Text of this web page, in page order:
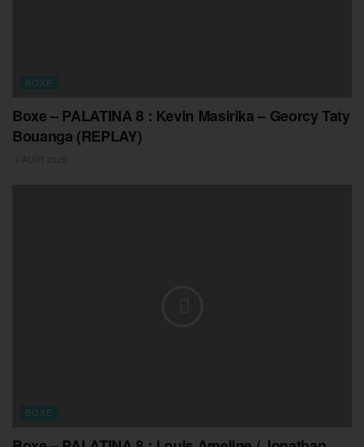
BOXE
Boxe – PALATINA 8 : Kevin Masirika – Georcy Taty
Bouanga (REPLAY)
BOXE